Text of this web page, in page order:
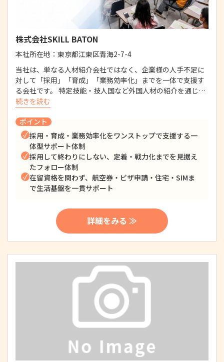
株式会社SKILL BATON
本社所在地： 東京都江東区青海2-7-4
当社は、単なる人材紹介会社ではなく、企業様の人手不足に
対して「採用」「育成」「業務効率化」までを一体で支援す
る会社です。 特定技能・技人国など外国人材の紹介を通じ…
続きを読む
ポイント
採用・育成・業務効率化をワンストップで支援する一
体型サポート体制
採用して終わりにしない、定着・戦力化までを見据え
たフォロー体制
在留資格を問わず、航空券・ビザ申請・住宅・SIMま
で生活基盤を一貫サポート
詳細をみる ≫